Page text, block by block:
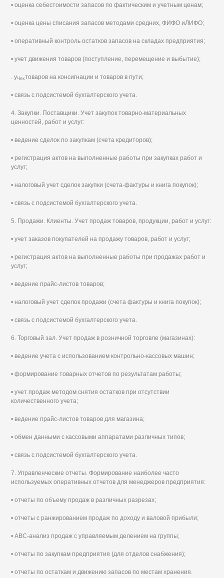
• оценка себестоимости запасов по фактическим и учетным ценам;
• оценка цены списания запасов методами средних, ФИФО иЛИФО;
• оперативный контроль остатков запасов на складах предприятия;
• учет движения товаров (поступление, перемещение и выбытие);
. уЧехтоваров на консигнации и товаров в пути;
• связь с подсистемой бухгалтерского учета.
4. Закупки. Поставщики. Учет закупок товарно-материальных
ценностей, работ и услуг:
• ведение сделок по закупкам (счета кредиторов);
• регистрация актов на выполненные работы при закупках работ и
услуг;
• налоговый учет сделок закупки (счета-фактуры и книга покупок);
• связь с подсистемой бухгалтерского учета.
5. Продажи. Клиенты. Учет продаж товаров, продукции, работ и услуг:
• учет заказов покупателей на продажу товаров, работ и услуг;
• регистрация актов на выполненные работы при продажах работ и
услуг;
• ведение прайс-листов товаров;
• налоговый учет сделок продажи (счета фактуры и книга покупок);
• связь с подсистемой бухгалтерского учета.
6. Торговый зал. Учет продаж в розничной торговле (магазинах):
• ведение учета с использованием контрольно-кассовых машин;
• формирование товарных отчетов по результатам работы;
• учет продаж методом снятия остатков при отсутствии
количественного учета;
• ведение прайс-листов товаров для магазина;
• обмен данными с кассовыми аппаратами различных типов;
• связь с подсистемой бухгалтерского учета.
7. Управленческие отчеты. Формирование наиболее часто
используемых оперативных отчетов для менеджеров предприятия:
• отчеты по объему продаж в различных разрезах;
• отчеты с ранжированием продаж по доходу и валовой прибыли;
• АВС-анализ продаж с управляемым делением на группы;
• отчеты по закупкам предприятия (для отделов снабжения);
• отчеты по остаткам и движению запасов по местам хранения.